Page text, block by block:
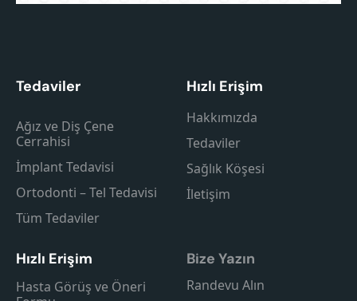
Tedaviler
Ağız ve Diş Çene
Cerrahisi
İmplant Tedavisi
Ortodonti – Tel Tedavisi
Tüm Tedaviler
Hızlı Erişim
Hakkımızda
Tedaviler
Sağlık Köşesi
İletişim
Hızlı Erişim
Hasta Görüş ve Öneri
Bize Yazın
Randevu Alın